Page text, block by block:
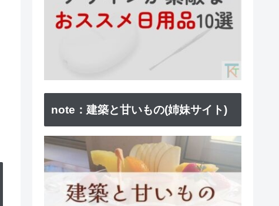
note：建築と甘いもの(姉妹サイト)